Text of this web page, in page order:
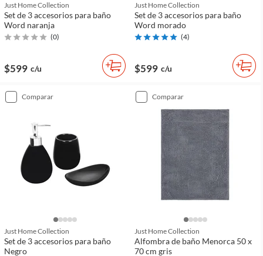
Just Home Collection
Set de 3 accesorios para baño
Word naranja
(0)
$599 c/u
Just Home Collection
Set de 3 accesorios para baño
Word morado
(4)
$599 c/u
comparar
Just Home Collection
Set de 3 accesorios para baño
Negro
comparar
Just Home Collection
Alfombra de baño Menorca 50 x
70 cm gris